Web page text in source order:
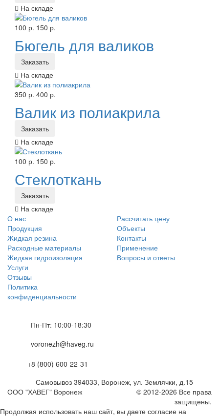
На складе
100 р. 150 р.
Бюгель для валиков
Заказать
На складе
350 р. 400 р.
Валик из полиакрила
Заказать
На складе
100 р. 150 р.
Стеклоткань
Заказать
На складе
О нас
Продукция
Жидкая резина
Расходные материалы
Жидкая гидроизоляция
Услуги
Отзывы
Политика
конфиденциальности
Рассчитать цену
Объекты
Контакты
Применение
Вопросы и ответы
Пн-Пт: 10:00-18:30
voronezh@haveg.ru
+8 (800) 600-22-31
Самовывоз 394033, Воронеж, ул. Землячки, д.15
ООО "ХАВЕГ" Воронеж
© 2012-2026 Все права
защищены.
Продолжая использовать наш сайт, вы даете согласие на